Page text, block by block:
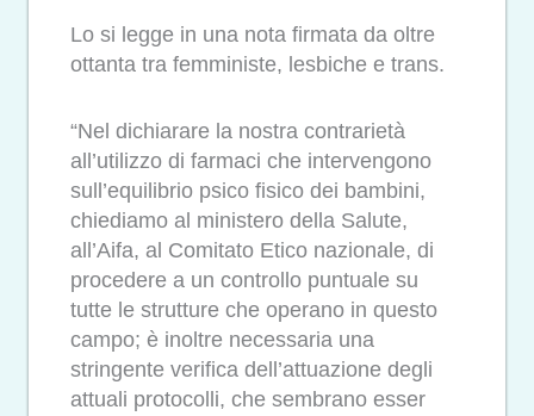
Lo si legge in una nota firmata da oltre
ottanta tra femministe, lesbiche e trans.
“Nel dichiarare la nostra contrarietà
all’utilizzo di farmaci che intervengono
sull’equilibrio psico fisico dei bambini,
chiediamo al ministero della Salute,
all’Aifa, al Comitato Etico nazionale, di
procedere a un controllo puntuale su
tutte le strutture che operano in questo
campo; è inoltre necessaria una
stringente verifica dell’attuazione degli
attuali protocolli, che sembrano esser